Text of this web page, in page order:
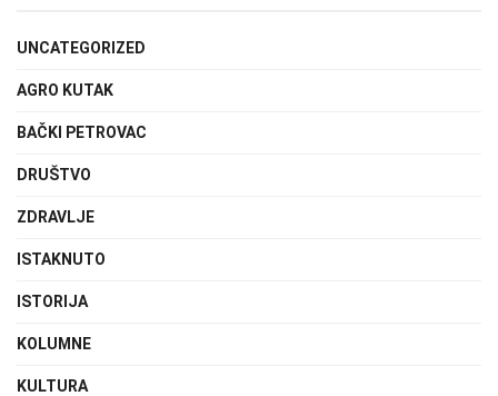
UNCATEGORIZED
AGRO KUTAK
BAČKI PETROVAC
DRUŠTVO
ZDRAVLJE
ISTAKNUTO
ISTORIJA
KOLUMNE
KULTURA